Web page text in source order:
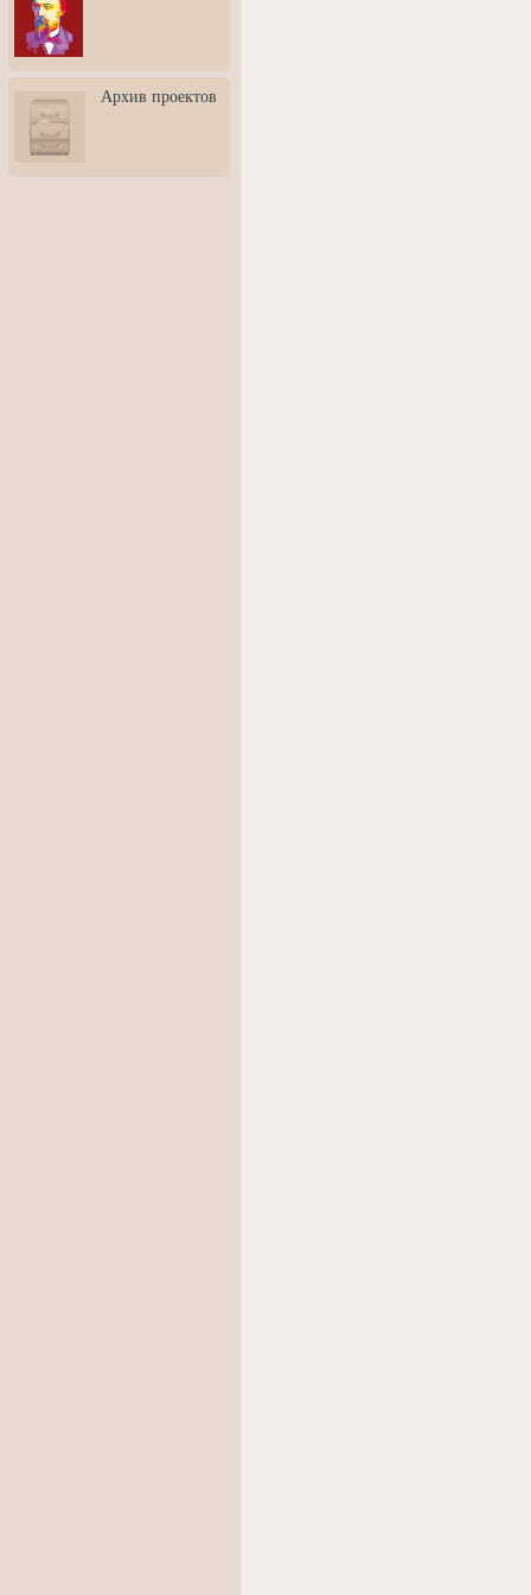
3: Обусловленности
человека и их влияние на
карьеру
скульптором Дмитрием
Тугариновым
АртБульвар в День города
Архив проектов